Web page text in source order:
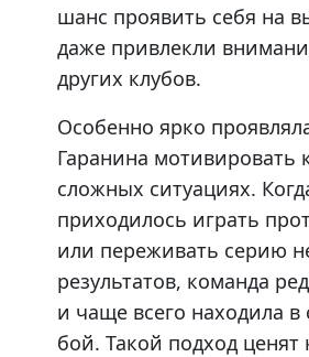
шанс проявить себя на
даже привлекли
других клубов.
Особенно ярко
Гаранина мотивировать
сложных ситуациях.
приходилось играть
или переживать серию
результатов, команда
и чаще всего находила в
бой. Такой подход